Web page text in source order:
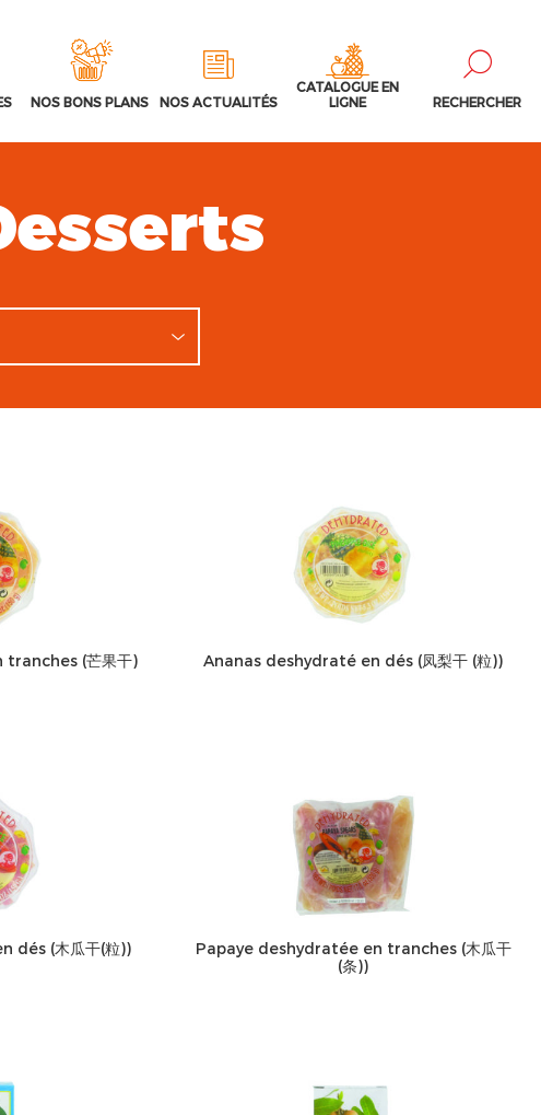
NOS BONS PLANS NOS ACTUALITÉS
CATALOGUE EN
LIGNE
RECHERCHER
(芒果干) Ananas deshydraté en dés (凤梨干 (粒))
dés (木瓜干(粒))
Papaye deshydratée en tranches (木瓜干
(条))